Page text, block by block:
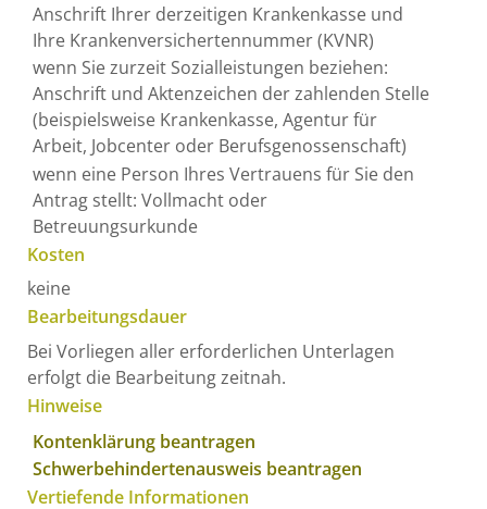
Anschrift Ihrer derzeitigen Krankenkasse und
Ihre Krankenversichertennummer (KVNR)
wenn Sie zurzeit Sozialleistungen beziehen:
Anschrift und Aktenzeichen der zahlenden Stelle
(beispielsweise Krankenkasse, Agentur für
Arbeit, Jobcenter oder Berufsgenossenschaft)
wenn eine Person Ihres Vertrauens für Sie den
Antrag stellt: Vollmacht oder
Betreuungsurkunde
Kosten
keine
Bearbeitungsdauer
Bei Vorliegen aller erforderlichen Unterlagen
erfolgt die Bearbeitung zeitnah.
Hinweise
Kontenklärung beantragen
Schwerbehindertenausweis beantragen
Vertiefende Informationen